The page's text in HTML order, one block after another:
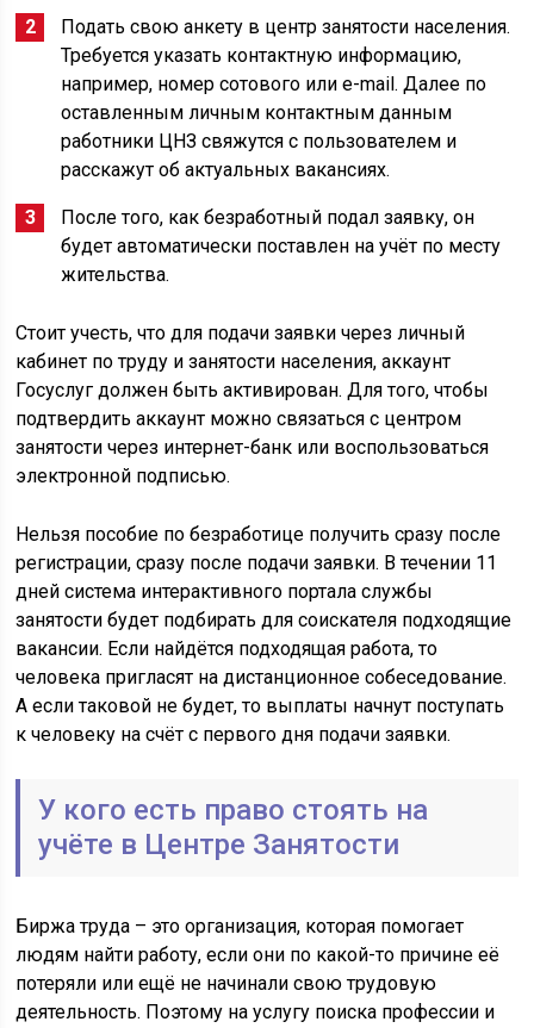
Подать свою анкету в центр занятости населения.
Требуется указать контактную информацию,
например, номер сотового или e-mail. Далее по
оставленным личным контактным данным
работники ЦНЗ свяжутся с пользователем и
расскажут об актуальных вакансиях.
После того, как безработный подал заявку, он
будет автоматически поставлен на учёт по месту
жительства.
Стоит учесть, что для подачи заявки через личный
кабинет по труду и занятости населения, аккаунт
Госуслуг должен быть активирован. Для того, чтобы
подтвердить аккаунт можно связаться с центром
занятости через интернет-банк или воспользоваться
электронной подписью.
Нельзя пособие по безработице получить сразу после
регистрации, сразу после подачи заявки. В течении 11
дней система интерактивного портала службы
занятости будет подбирать для соискателя подходящие
вакансии. Если найдётся подходящая работа, то
человека пригласят на дистанционное собеседование.
А если таковой не будет, то выплаты начнут поступать
к человеку на счёт с первого дня подачи заявки.
У кого есть право стоять на
учёте в Центре Занятости
Биржа труда – это организация, которая помогает
людям найти работу, если они по какой-то причине её
потеряли или ещё не начинали свою трудовую
деятельность. Поэтому на услугу поиска профессии и